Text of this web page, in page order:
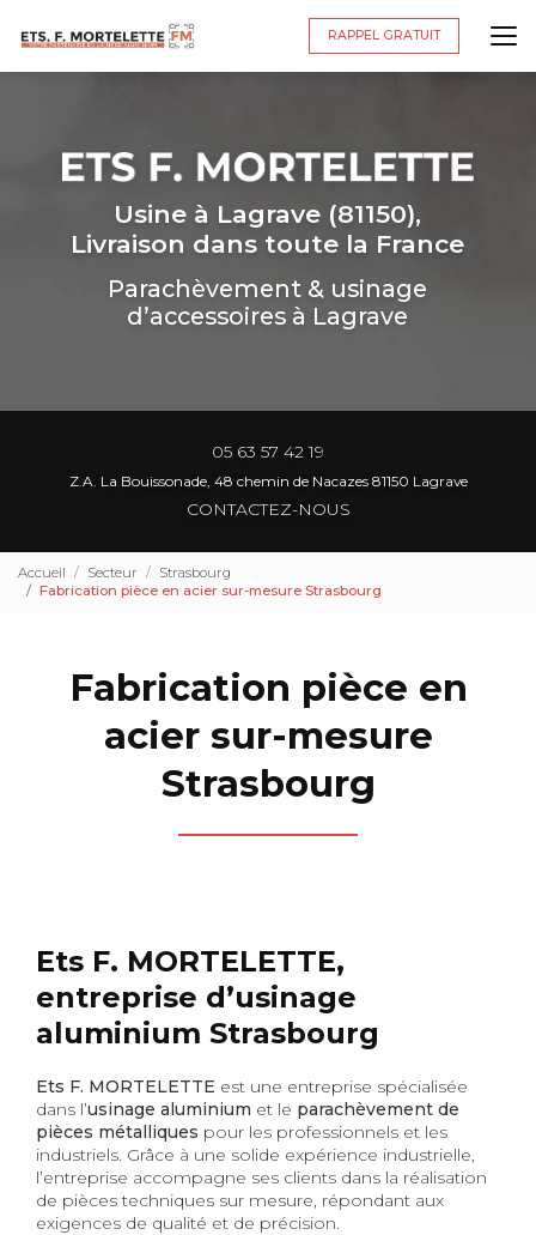
principal
RAPPEL GRATUIT
Usine à Lagrave (81150),
Livraison dans toute la France
Parachèvement & usinage
d’accessoires à Lagrave
05 63 57 42 19
Z.A. La Bouissonade, 48 chemin de Nacazes 81150 Lagrave
CONTACTEZ-NOUS
Accueil Secteur
Strasbourg
Fabrication pièce en acier sur-mesure Strasbourg
Fabrication pièce en
acier sur-mesure
Strasbourg
Ets F. MORTELETTE,
entreprise d’usinage
aluminium Strasbourg
Ets F. MORTELETTE est une entreprise spécialisée
dans l’usinage aluminium et le parachèvement de
pièces métalliques pour les professionnels et les
industriels. Grâce à une solide expérience industrielle,
l’entreprise accompagne ses clients dans la réalisation
de pièces techniques sur mesure, répondant aux
exigences de qualité et de précision.